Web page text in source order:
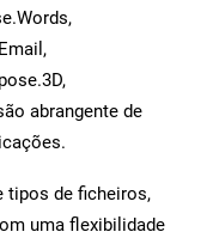
abrangente de
tipos de ficheiros,
uma flexibilidade